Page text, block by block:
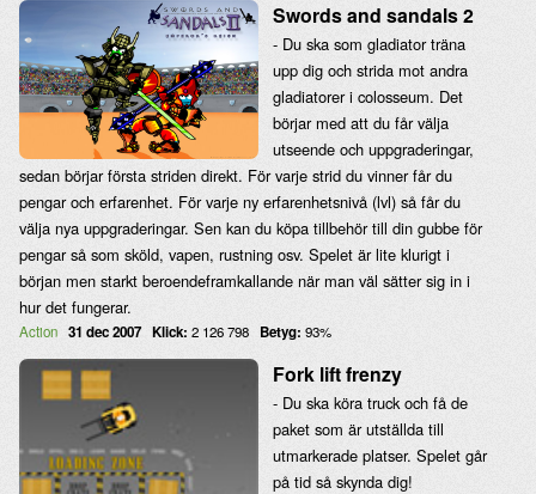
Swords and sandals 2
- Du ska som gladiator träna
upp dig och strida mot andra
gladiatorer i colosseum. Det
börjar med att du får välja
utseende och uppgraderingar,
sedan börjar första striden direkt. För varje strid du vinner får du
pengar och erfarenhet. För varje ny erfarenhetsnivå (lvl) så får du
välja nya uppgraderingar. Sen kan du köpa tillbehör till din gubbe för
pengar så som sköld, vapen, rustning osv. Spelet är lite klurigt i
början men starkt beroendeframkallande när man väl sätter sig in i
hur det fungerar.
Action 31 dec 2007 Klick: 2 126 798 Betyg: 93%
Fork lift frenzy
- Du ska köra truck och få de
paket som är utställda till
utmarkerade platser. Spelet går
på tid så skynda dig!